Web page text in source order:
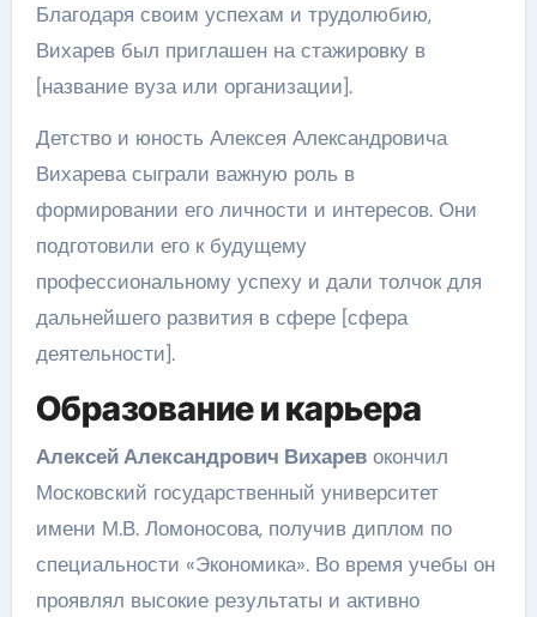
Благодаря своим успехам и трудолюбию,
Вихарев был приглашен на стажировку в
[название вуза или организации].
Детство и юность Алексея Александровича
Вихарева сыграли важную роль в
формировании его личности и интересов. Они
подготовили его к будущему
профессиональному успеху и дали толчок для
дальнейшего развития в сфере [сфера
деятельности].
Образование и карьера
Алексей Александрович Вихаревокончил
Московский государственный университет
имени М.В. Ломоносова, получив диплом по
специальности «Экономика». Во время учебы он
проявлял высокие результаты и активно